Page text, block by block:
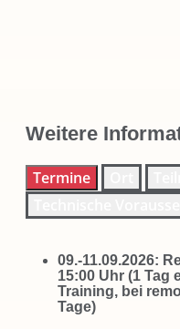
Weitere
Termine
09.-11.09.2026:
15:00 Uhr (1 Tag
Training, bei
Tage)